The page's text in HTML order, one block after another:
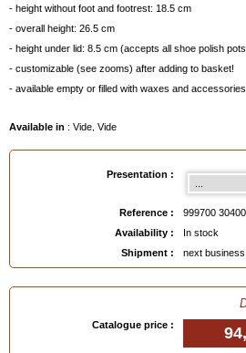
- height without foot and footrest: 18.5 cm
- overall height: 26.5 cm
- height under lid: 8.5 cm (accepts all shoe polish
- customizable (see zooms) after adding to basket!
- available empty or filled with waxes and accessories
Available in : Vide, Vide
Presentation :
Reference :
999700
Availability :
In stock
Shipment :
next
Catalogue price :